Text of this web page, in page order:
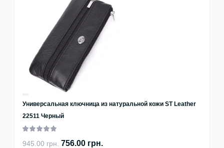
Универсальная ключница из натуральной кожи ST Leather
22511 Черный
945.00 грн. 756.00 грн.